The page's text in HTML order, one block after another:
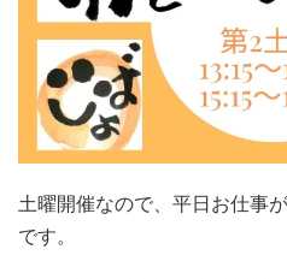
土曜開催なので、平日お仕事
です。